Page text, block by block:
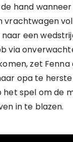
hand
vrachtwagen
een
via
zet Fenna
opa te
het spel om de
in te blazen.